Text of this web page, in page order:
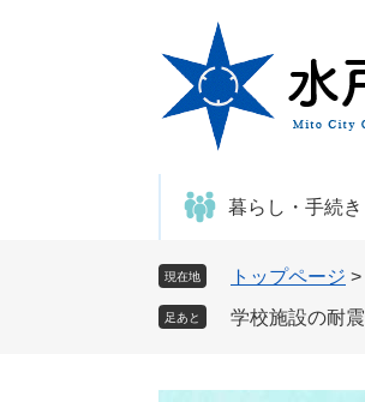
暮らし・手続き
現在地 トップページ >
足あと 学校施設の耐